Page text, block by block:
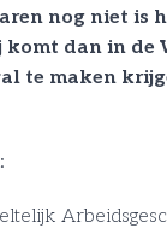
nog niet
dan in de
te maken